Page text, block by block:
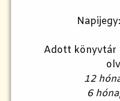
Napijegy:
Adott könyvtár
12
6